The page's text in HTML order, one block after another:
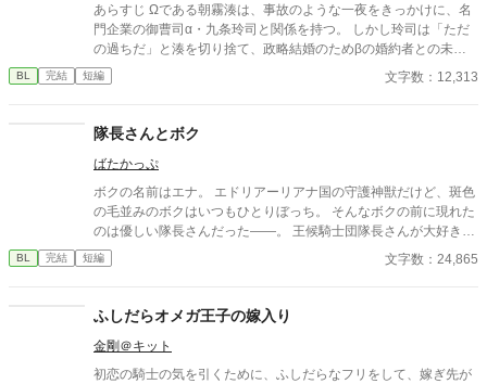
のその人であるとは気付いていないようだった。 しかし、最大の
問題は元夫に存在を忘れられていることではない。 サラが未だに
ロイを愛しているという事実だ。 仕方なく、『恋愛感情抹消魔
法』を己にかけることにするサラだが——…… ☆お読みくださり
ありがとうございます。良ければ感想などいただけるとパワーに
あらすじ Ωである朝霧湊は、事故のような一夜をきっかけに、名
門企業の御曹司α・九条玲司と関係を持つ。 しかし玲司は「ただ
の過ちだ」と湊を切り捨て、政略結婚のためβの婚約者との未来
を選んだ。 深く傷ついた湊は、彼の前から姿を消す。 数か月後―
―。 湊の身体は、これまで誰も知らなかった希少な『遅咲きΩ』
たと知る。 「戻ってきてくれ」 今さら必死に追いかけてくる玲
司。 だが湊の隣には、自分を支え続けてくれた医師のα・神崎伊
織がいた。 「あなたは俺を捨てたでしょう」 後悔に苦しむα、執
着する第二のα、そして希少Ωを巡る陰謀。 もう二度と傷つきた
くないΩが最後に選ぶ相手とは――。 捨てた側の後悔と執着が加
速する、すれ違いオメガバースBL。
BL 完結 短編 文字数：12,313
隊長さんとボク
ばたかっぷ
ボクの名前はエナ。 エドリアーリアナ国の守護神獣だけど、斑色
の毛並みのボクはいつもひとりぼっち。 そんなボクの前に現れた
のは優しい隊長さんだった――。 王候騎士団隊長さんが大好きな
小動物が頑張る、なんちゃってファンタジーです。 きゅ～きゅ～
鳴くもふもふな小動物とそのもふもふを愛でる隊長さんで構成さ
ジーをお求めの方は回れ右でお願いします～m(_ _)m
BL 完結 短編 文字数：24,865
ふしだらオメガ王子の嫁入り
金剛＠キット
初恋の騎士の気を引くために、ふしだらなフリをして、嫁ぎ先が